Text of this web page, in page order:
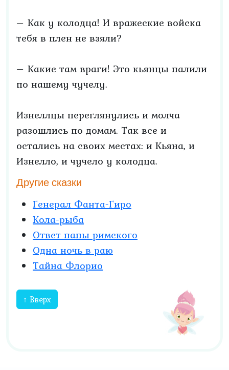
– Как у колодца! И вражеские войска
тебя в плен не взяли?
– Какие там враги! Это кьянцы палили
по нашему чучелу.
Изнеллцы переглянулись и молча
разошлись по домам. Так все и
остались на своих местах: и Кьяна, и
Изнелло, и чучело у колодца.
Другие сказки
Генерал Фанта-Гиро
Кола-рыба
Ответ папы римского
Одна ночь в раю
Тайна Флорио
↑ Вверх